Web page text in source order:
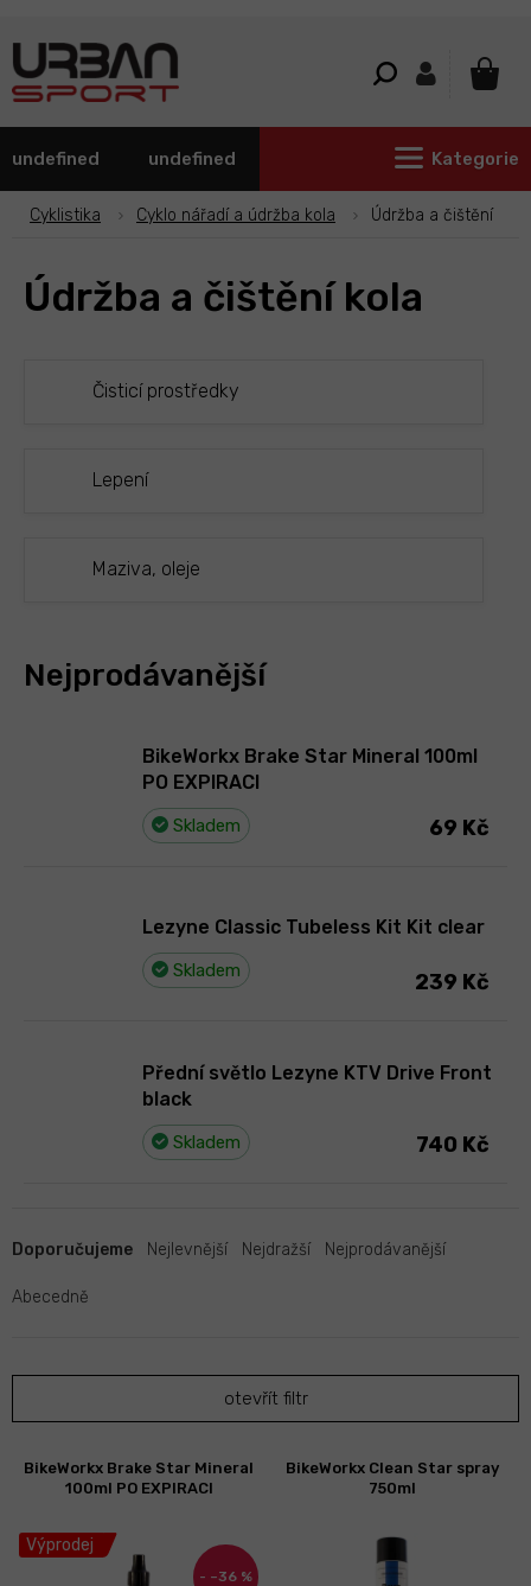
undefined undefined Kategorie
Cyklistika Cyklo nářadí a údržba kola Údržba a čištění
Údržba a čištění kola
Čisticí prostředky
Lepení
Maziva, oleje
Nejprodávanější
BikeWorkx Brake Star Mineral 100ml
PO EXPIRACI
Skladem 69 Kč
Lezyne Classic Tubeless Kit Kit clear
Skladem 239 Kč
Přední světlo Lezyne KTV Drive Front
black
Skladem 740 Kč
a
e
p
o
t
ů
Doporučujeme Nejlevnější Nejdražší Nejprodávanější
Abecedně
otevřít filtr
V
s
Výprodej
–36 %
BikeWorkx Brake Star Mineral
100ml PO EXPIRACI
BikeWorkx Clean Star spray
750ml